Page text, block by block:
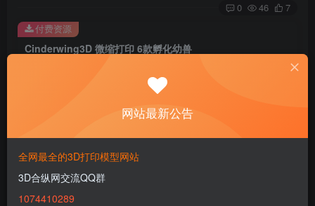
0 46 7
Cinderwing3D 微缩打印 6款孵化幼兽
100
免费
付费资源
网站最新公告
全网最全的3D打印模型网站
3D合纵网交流QQ群
1074410289